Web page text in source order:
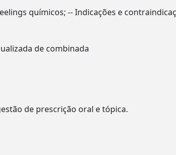
químicos; -- Indicações e
de combinada
de prescrição oral e tópica.